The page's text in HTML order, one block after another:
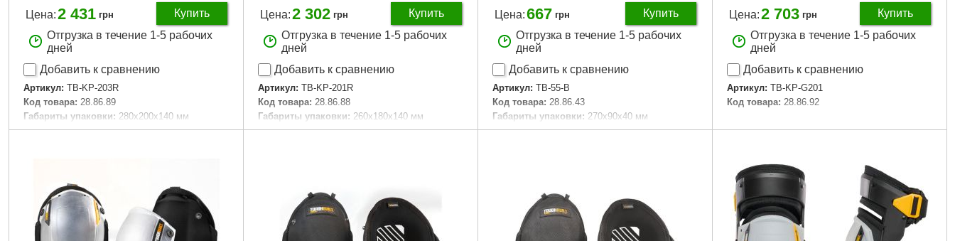
Цена:2 431 грн
Купить
Отгрузка в течение 1-5 рабочих
дней
Добавить к сравнению
Артикул: TB-KP-203R
Код товара: 28.86.89
Габариты упаковки: 280x200x140 мм
Вес брутто: 753 г
Цена:2 302 грн
Купить
Отгрузка в течение 1-5 рабочих
дней
Добавить к сравнению
Артикул: TB-KP-201R
Код товара: 28.86.88
Габариты упаковки: 260x180x140 мм
Вес брутто: 655 г
Цена:667 грн
Купить
Отгрузка в течение 1-5 рабочих
дней
Добавить к сравнению
Артикул: TB-55-B
Код товара: 28.86.43
Габариты упаковки: 270x90x40 мм
Вес брутто: 190 г
Цена:2 703 грн
Купить
Отгрузка в течение 1-5 рабочих
дней
Добавить к сравнению
Артикул: TB-KP-G201
Код товара: 28.86.92
Подробнее...